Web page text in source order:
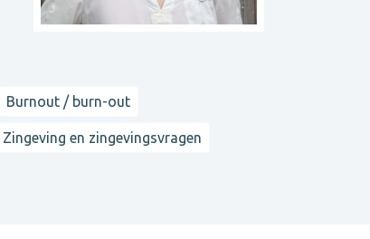
Burnout / burn-out
Zingeving en zingevingsvragen